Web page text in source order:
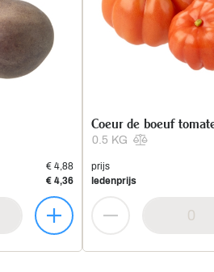
€ 4,88
€ 4,36
0.5 KG
Coeur de boeuf
prijs
ledenprijs